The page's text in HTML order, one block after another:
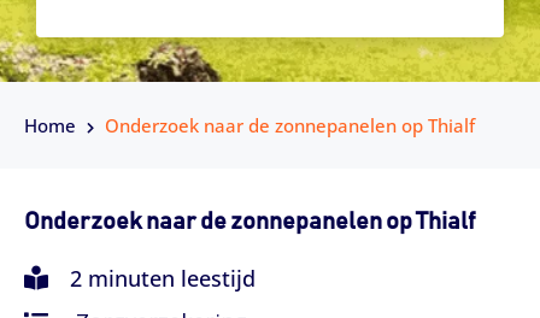
Home Onderzoek naar de zonnepanelen op Thialf
Onderzoek naar de zonnepanelen op Thialf
2 minuten leestijd